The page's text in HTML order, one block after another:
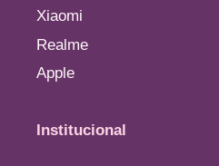
Xiaomi
Realme
Apple
Institucional